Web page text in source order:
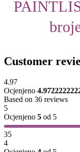
Customer
4.97
Ocjenjeno
Based on 36 reviews
5
Ocjenjeno 5 od 5
35
4